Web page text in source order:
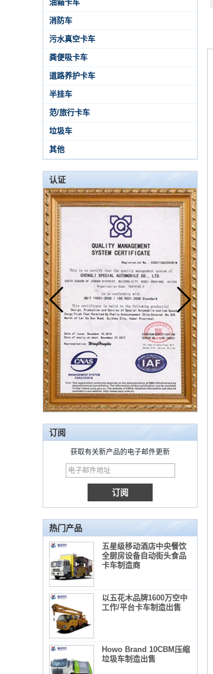
油箱卡车
消防车
污水真空卡车
粪便吸卡车
道路养护卡车
半挂车
范/旅行卡车
垃圾车
其他
认证
订阅
获取有关新产品的电子邮件更新
热门产品
五星级移动酒店中央餐饮
全厨房设备自动街头食品
卡车制造商
以五花木品牌1600万空中
工作/平台卡车制造出售
Howo Brand 10CBM压缩
垃圾车制造出售